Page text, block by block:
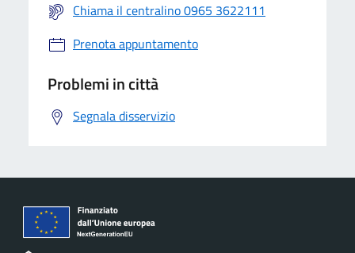
Chiama il centralino 0965 3622111
Prenota appuntamento
Problemi in città
Segnala disservizio